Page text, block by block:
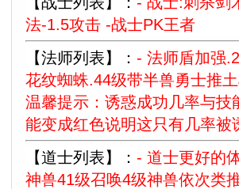
法-1.5攻击 -战士PK王者
【法师列表】： - 法师盾加强
花纹蜘蛛.44级带半兽勇士推
温馨提示：诱惑成功几率与
能变成红色说明这只有几率被
【道士列表】： - 道士更好的
神兽41级召唤4级神兽依次类